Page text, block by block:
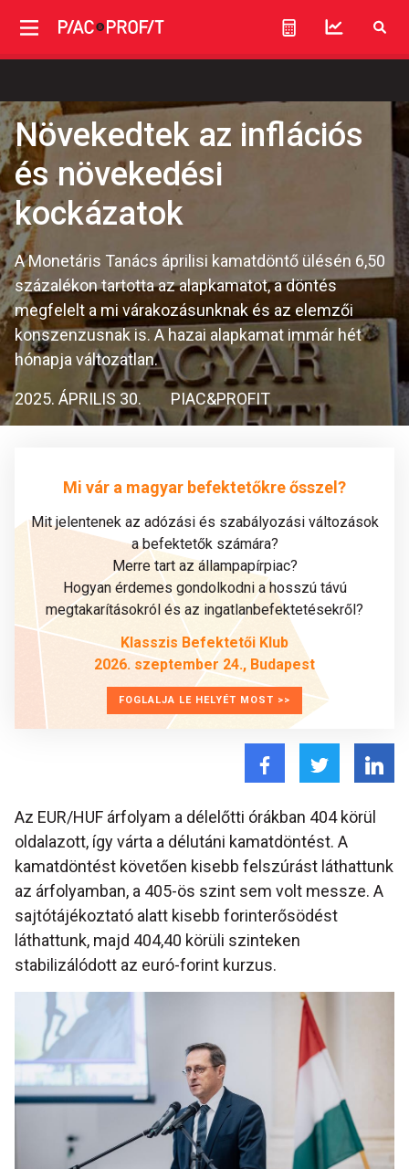
Növekedtek az inflációs
és növekedési
kockázatok
A Monetáris Tanács áprilisi kamatdöntő ülésén 6,50
százalékon tartotta az alapkamatot, a döntés
megfelelt a mi várakozásunknak és az elemzői
konszenzusnak is. A hazai alapkamat immár hét
hónapja változatlan.
2025. ÁPRILIS 30. PIAC&PROFIT
Mi vár a magyar befektetőkre ősszel?
Mit jelentenek az adózási és szabályozási változások
a befektetők számára?
Merre tart az állampapírpiac?
Hogyan érdemes gondolkodni a hosszú távú
megtakarításokról és az ingatlanbefektetésekről?
Klasszis Befektetői Klub
2026. szeptember 24., Budapest
FOGLALJA LE HELYÉT MOST >>
Az EUR/HUF árfolyam a délelőtti órákban 404 körül
oldalazott, így várta a délutáni kamatdöntést. A
kamatdöntést követően kisebb felszúrást láthattunk
az árfolyamban, a 405-ös szint sem volt messze. A
sajtótájékoztató alatt kisebb forinterősödést
láthattunk, majd 404,40 körüli szinteken
stabilizálódott az euró-forint kurzus.